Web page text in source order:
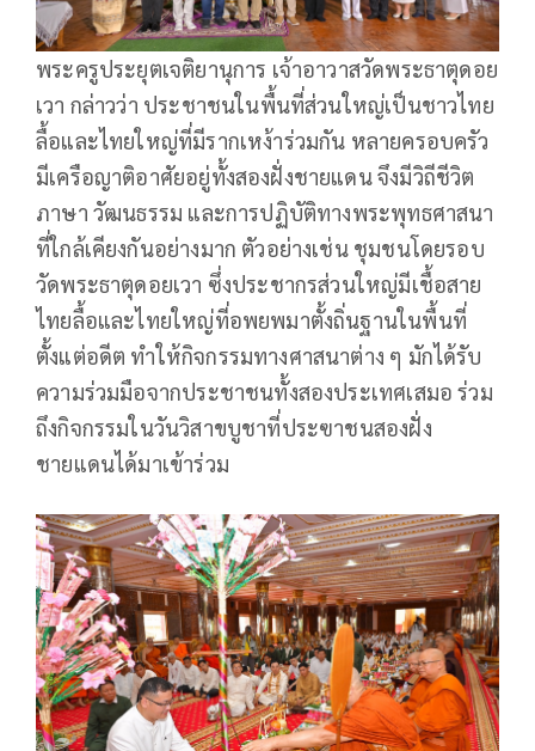
พระครูประยุตเจติยานุการ เจ้าอาวาสวัดพระธาตุดอย
เวา กล่าวว่า ประชาชนในพื้นที่ส่วนใหญ่เป็นชาวไทย
ลื้อและไทยใหญ่ที่มีรากเหง้าร่วมกัน หลายครอบครัว
มีเครือญาติอาศัยอยู่ทั้งสองฝั่งชายแดน จึงมีวิถีชีวิต
ภาษา วัฒนธรรม และการปฏิบัติทางพระพุทธศาสนา
ที่ใกล้เคียงกันอย่างมาก ตัวอย่างเช่น ชุมชนโดยรอบ
วัดพระธาตุดอยเวา ซึ่งประชากรส่วนใหญ่มีเชื้อสาย
ไทยลื้อและไทยใหญ่ที่อพยพมาตั้งถิ่นฐานในพื้นที่
ตั้งแต่อดีต ทำให้กิจกรรมทางศาสนาต่าง ๆ มักได้รับ
ความร่วมมือจากประชาชนทั้งสองประเทศเสมอ ร่วม
ถึงกิจกรรมในวันวิสาขบูชาที่ประฃาชนสองฝั่ง
ชายแดนได้มาเข้าร่วม